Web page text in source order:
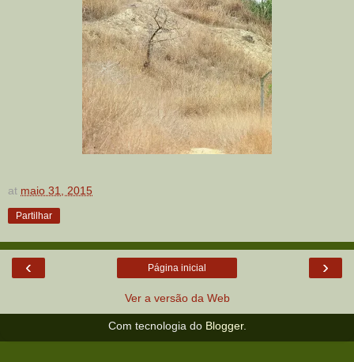
at maio 31, 2015
Partilhar
‹ ›
Página inicial
Ver a versão da Web
Com tecnologia do Blogger.